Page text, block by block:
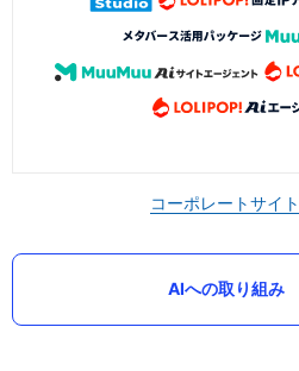
コーポレートサイト
AIへの取り組み